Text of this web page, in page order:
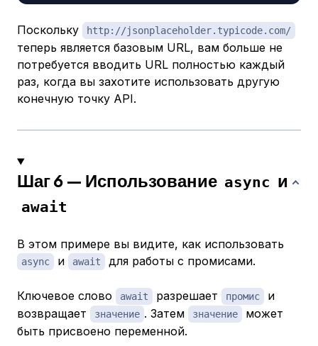
Поскольку http://jsonplaceholder.typicode.com/
теперь является базовым URL, вам больше не
потребуется вводить URL полностью каждый
раз, когда вы захотите использовать другую
конечную точку API.
Шаг 6 — Использование async и
await
В этом примере вы видите, как использовать
async и await для работы с промисами.
Ключевое слово await разрешает промис
и
возвращает
значение . Затем значение
может
быть присвоено переменной.